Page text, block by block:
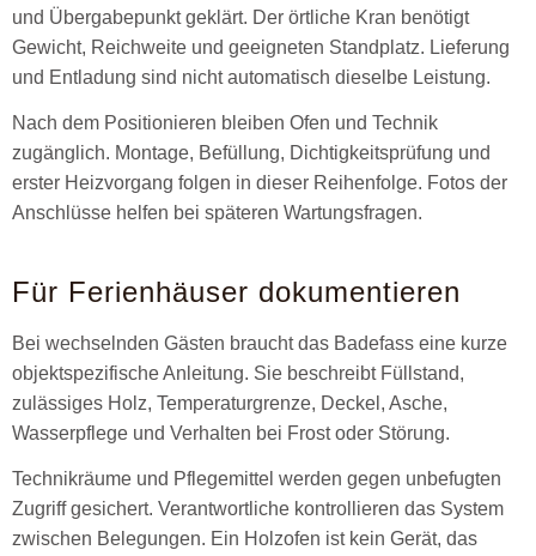
und Übergabepunkt geklärt. Der örtliche Kran benötigt
Gewicht, Reichweite und geeigneten Standplatz. Lieferung
und Entladung sind nicht automatisch dieselbe Leistung.
Nach dem Positionieren bleiben Ofen und Technik
zugänglich. Montage, Befüllung, Dichtigkeitsprüfung und
erster Heizvorgang folgen in dieser Reihenfolge. Fotos der
Anschlüsse helfen bei späteren Wartungsfragen.
Für Ferienhäuser dokumentieren
Bei wechselnden Gästen braucht das Badefass eine kurze
objektspezifische Anleitung. Sie beschreibt Füllstand,
zulässiges Holz, Temperaturgrenze, Deckel, Asche,
Wasserpflege und Verhalten bei Frost oder Störung.
Technikräume und Pflegemittel werden gegen unbefugten
Zugriff gesichert. Verantwortliche kontrollieren das System
zwischen Belegungen. Ein Holzofen ist kein Gerät, das